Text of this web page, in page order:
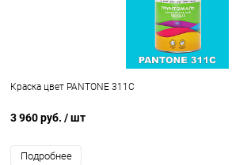
Краска цвет PANTONE 311C
3 960 руб. / шт
Подробнее